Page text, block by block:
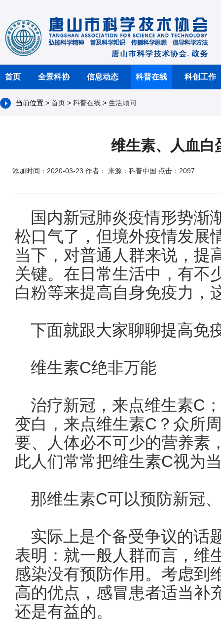
首页 全景科协 信息动态 科普在线 科创工作
当前位置 > 首页 > 科普在线 > 生活顾问
维生素、人血白
添加时间：2020-03-23 作者： 来源：科普中国 点击：2097
国内新冠肺炎疫情形势渐
松口气了，但境外疫情发
当下，对普通人群来说，提
关键。在日常生活中，有不
白粉等来提高自身免疫力，
下面就跟大家聊聊提高免
维生素C绝非万能
治疗新冠，来点维生素C
变白，来点维生素C？众所
要、人体必不可少的营养素
此人们常常把维生素C视为
那维生素C可以预防新冠
实际上是个备受争议的话
表明：就一般人群而言，维
感染没有预防作用。考虑到
高的优点，感冒患者适当补
还是有益的。